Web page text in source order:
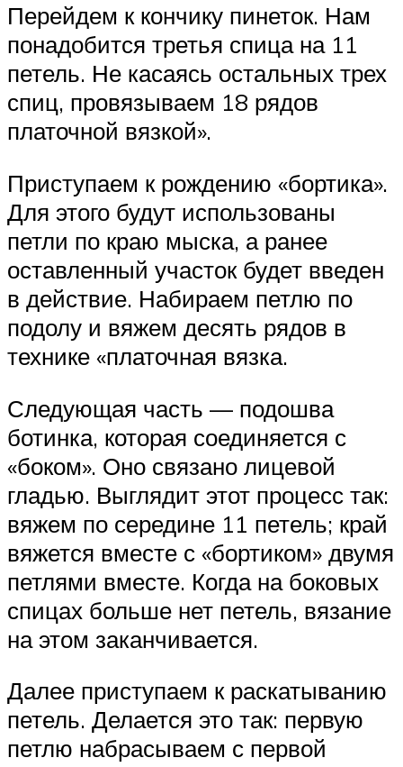
Перейдем к кончику пинеток. Нам
понадобится третья спица на 11
петель. Не касаясь остальных трех
спиц, провязываем 18 рядов
платочной вязкой».
Приступаем к рождению «бортика».
Для этого будут использованы
петли по краю мыска, а ранее
оставленный участок будет введен
в действие. Набираем петлю по
подолу и вяжем десять рядов в
технике «платочная вязка.
Следующая часть — подошва
ботинка, которая соединяется с
«боком». Оно связано лицевой
гладью. Выглядит этот процесс так:
вяжем по середине 11 петель; край
вяжется вместе с «бортиком» двумя
петлями вместе. Когда на боковых
спицах больше нет петель, вязание
на этом заканчивается.
Далее приступаем к раскатыванию
петель. Делается это так: первую
петлю набрасываем с первой